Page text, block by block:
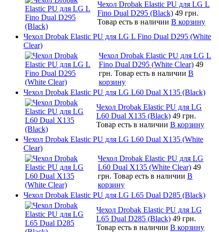
Чехол Drobak Elastic PU для LG L
Fino Dual D295 (Black) 49 грн.
Товар есть в наличии В корзину
Чехол Drobak Elastic PU для LG L Fino Dual D295 (White
Clear)
Чехол Drobak Elastic PU для LG L
Fino Dual D295 (White Clear) 49
грн. Товар есть в наличии В
корзину
Чехол Drobak Elastic PU для LG L60 Dual X135 (Black)
Чехол Drobak Elastic PU для LG
L60 Dual X135 (Black) 49 грн.
Товар есть в наличии В корзину
Чехол Drobak Elastic PU для LG L60 Dual X135 (White
Clear)
Чехол Drobak Elastic PU для LG
L60 Dual X135 (White Clear) 49
грн. Товар есть в наличии В
корзину
Чехол Drobak Elastic PU для LG L65 Dual D285 (Black)
Чехол Drobak Elastic PU для LG
L65 Dual D285 (Black) 49 грн.
Товар есть в наличии В корзину